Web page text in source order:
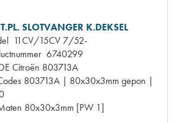
SLOTVANGER K.DEKSEL
11CV/15CV 7/52-
6740299
Citroën 803713A
803713A | 80x30x3mm gepon |
80x30x3mm [PW 1]